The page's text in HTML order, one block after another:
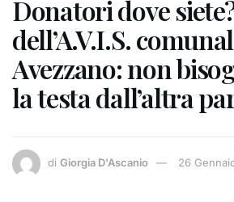
Donatori dove
dell’A.V.I.S.
Avezzano: non
la testa dall’altra
di Giorgia D'Ascanio 26